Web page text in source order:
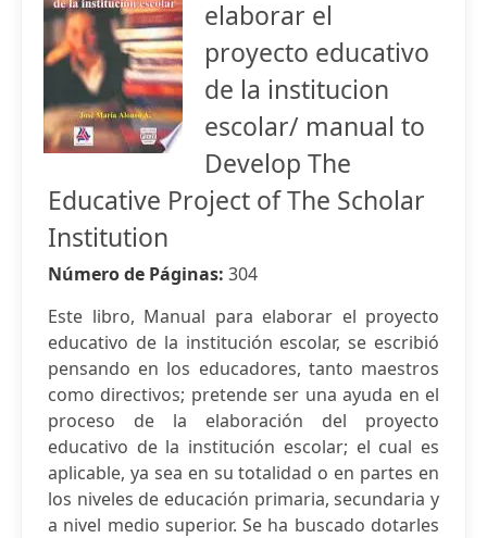
elaborar el
proyecto educativo
de la institucion
escolar/ manual to
Develop The
Educative Project of The Scholar
Institution
Número de Páginas: 304
Este libro, Manual para elaborar el proyecto
educativo de la institución escolar, se escribió
pensando en los educadores, tanto maestros
como directivos; pretende ser una ayuda en el
proceso de la elaboración del proyecto
educativo de la institución escolar; el cual es
aplicable, ya sea en su totalidad o en partes en
los niveles de educación primaria, secundaria y
a nivel medio superior. Se ha buscado dotarles